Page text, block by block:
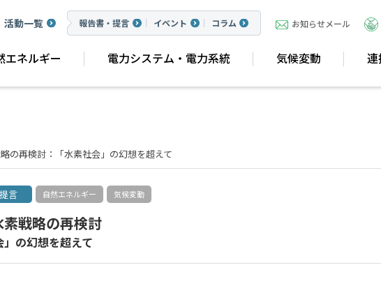
活動一覧 報告書・提言 イベント コラム お知らせメール
エネルギー 電力システム・電力系統 気候変動 連
の再検討：「水素社会」の幻想を超えて
言 自然エネルギー 気候変動
素戦略の再検討
」の幻想を超えて